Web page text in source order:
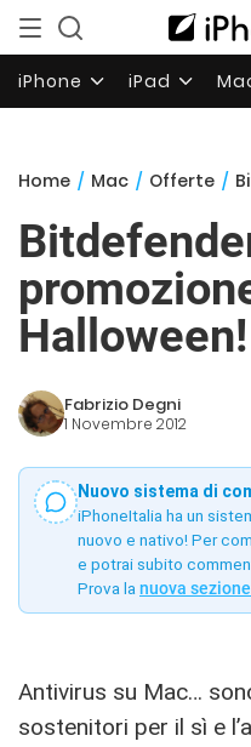
iPhone iPad
Home / Mac / Offerte /
Halloween!
Fabrizio Degni
1 Novembre 2012
Nuovo sistema di
iPhoneItalia ha un
nuovo e nativo! Per
e potrai subito
Prova la nuova
Antivirus su Mac…
sostenitori per il sì e